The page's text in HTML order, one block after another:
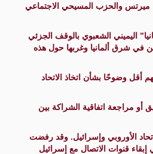
ميرتس والحزب المسيحي الاجتماعي
اليميني الشعبوي بالوقف الجزئي
في شرق ألمانيا وغربها حول هذه
أقل وضوحًا بشأن اتخاذ الاتحاد
أو مراجعة اتفاقية الشراكة بين
الأوروبي وإسرائيل. وقد رفضت
قنوات الاتصال مع إسرائيل